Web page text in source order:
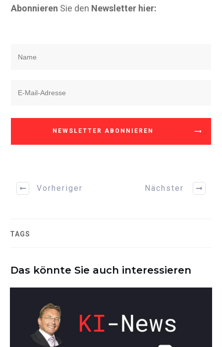
Abonnieren Sie den Newsletter hier:
NEWSLETTER ABONNIEREN
Vorheriger Nächster
TAGS
Das könnte Sie auch interessieren